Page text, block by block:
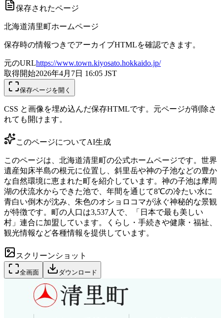
保存されたページ
北海道清里町ホームページ
保存時の情報つきでアーカイブHTMLを確認できます。
元のURLhttps://www.town.kiyosato.hokkaido.jp/
取得開始2026年4月7日 16:05 JST
保存ページを開く
CSS と画像を埋め込んだ保存HTMLです。元ページが削除さ
れても開けます。
このページについてAI生成
このページは、北海道清里町の公式ホームページです。世界
遺産知床半島の根元に位置し、斜里岳や神の子池などの豊か
な自然環境に恵まれた町を紹介しています。神の子池は摩周
湖の伏流水からできた池で、年間を通じて8℃の冷たい水に
青白い倒木が沈み、朱色のオショロコマが泳ぐ神秘的な景観
が特徴です。町の人口は3,537人で、「日本で最も美しい
村」連合に加盟しています。くらし・手続きや健康・福祉、
観光情報など各種情報を提供しています。
スクリーンショット
全画面 ダウンロード